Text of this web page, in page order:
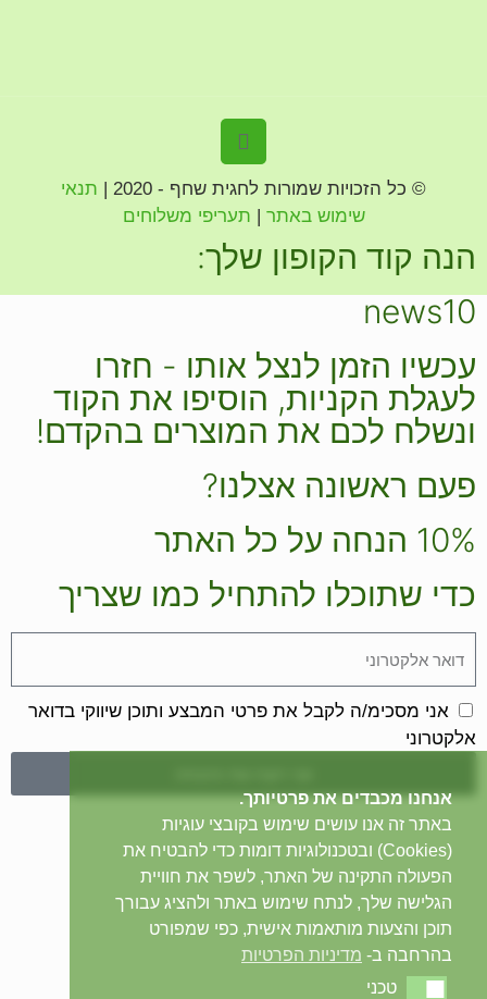
© כל הזכויות שמורות לחגית שחף - 2020 |
תנאי
שימוש באתר
תעריפי משלוחים
הנה קוד הקופון שלך:
news10
עכשיו הזמן לנצל אותו - חזרו
לעגלת הקניות, הוסיפו את הקוד
ונשלח לכם את המוצרים בהקדם!
פעם ראשונה אצלנו?
10% הנחה על כל האתר
כדי שתוכלו להתחיל כמו שצריך
אני מסכימ/ה לקבל את פרטי המבצע ותוכן שיווקי בדואר
אלקטרוני
אנחנו מכבדים את פרטיותך.
באתר זה אנו עושים שימוש בקובצי עוגיות
(Cookies) ובטכנולוגיות דומות כדי להבטיח את
הפעולה התקינה של האתר, לשפר את חוויית
הגלישה שלך, לנתח שימוש באתר ולהציג עבורך
תוכן והצעות מותאמות אישית, כפי שמפורט
בהרחבה ב- מדיניות הפרטיות
טכני